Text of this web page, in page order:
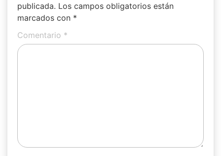
publicada. Los campos obligatorios están
marcados con *
Comentario *